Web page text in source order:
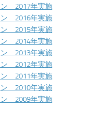
2017年実施
2016年実施
2015年実施
2014年実施
2013年実施
2012年実施
2011年実施
2010年実施
2009年実施